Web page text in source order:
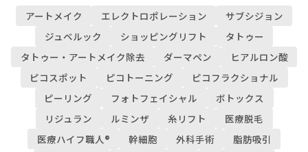
アートメイク エレクトロポレーション
サブシジョン
ジュベルック
ショッピングリフト
タトゥー
タトゥー・アートメイク除去
ダーマペン
ヒアルロン酸
ピコスポット
ピコトーニング
ピコフラクショナル
ピーリング
フォトフェイシャル
ボトックス
リジュラン
ルミンザ 糸リフト
医療脱毛
医療ハイフ職人®
幹細胞 外科手術
脂肪吸引